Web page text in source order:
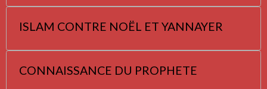
ISLAM CONTRE NOËL ET YANNAYER
CONNAISSANCE DU PROPHETE